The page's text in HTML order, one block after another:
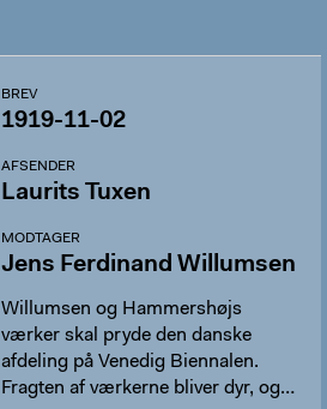
BREV
1919-11-02
AFSENDER
Laurits Tuxen
MODTAGER
Jens Ferdinand Willumsen
Willumsen og Hammershøjs
værker skal pryde den danske
afdeling på Venedig Biennalen.
Fragten af værkerne bliver dyr, og…